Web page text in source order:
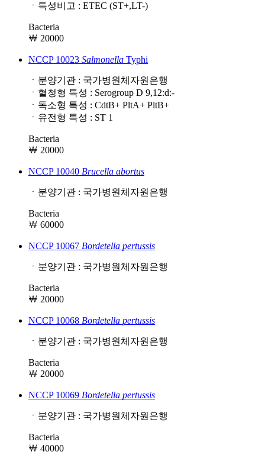
ㆍ특성비고 : ETEC (ST+,LT-)
Bacteria
￦ 20000
NCCP 10023 Salmonella Typhi
ㆍ분양기관 : 국가병원체자원은행
ㆍ혈청형 특성 : Serogroup D 9,12:d:-
ㆍ독소형 특성 : CdtB+ PltA+ PltB+
ㆍ유전형 특성 : ST 1
Bacteria
￦ 20000
NCCP 10040 Brucella abortus
ㆍ분양기관 : 국가병원체자원은행
Bacteria
￦ 60000
NCCP 10067 Bordetella pertussis
ㆍ분양기관 : 국가병원체자원은행
Bacteria
￦ 20000
NCCP 10068 Bordetella pertussis
ㆍ분양기관 : 국가병원체자원은행
Bacteria
￦ 20000
NCCP 10069 Bordetella pertussis
ㆍ분양기관 : 국가병원체자원은행
Bacteria
￦ 40000